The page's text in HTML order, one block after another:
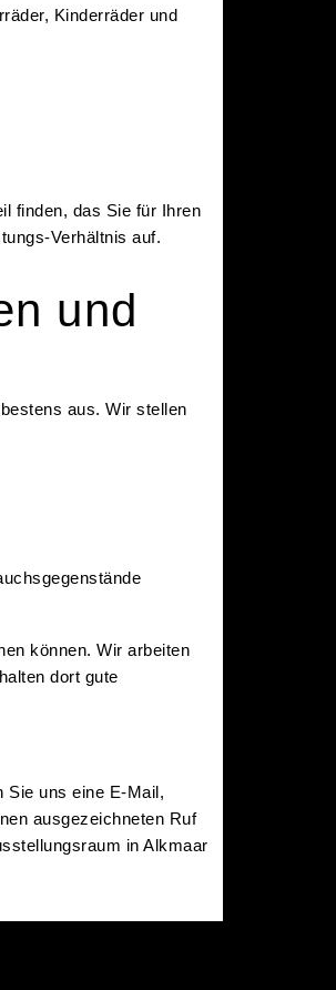
Kinderräder und
finden, das Sie für Ihren
Verhältnis auf.
und
bestens aus. Wir stellen
können. Wir arbeiten
dort gute
Sie uns eine E-Mail,
ausgezeichneten Ruf
in Alkmaar